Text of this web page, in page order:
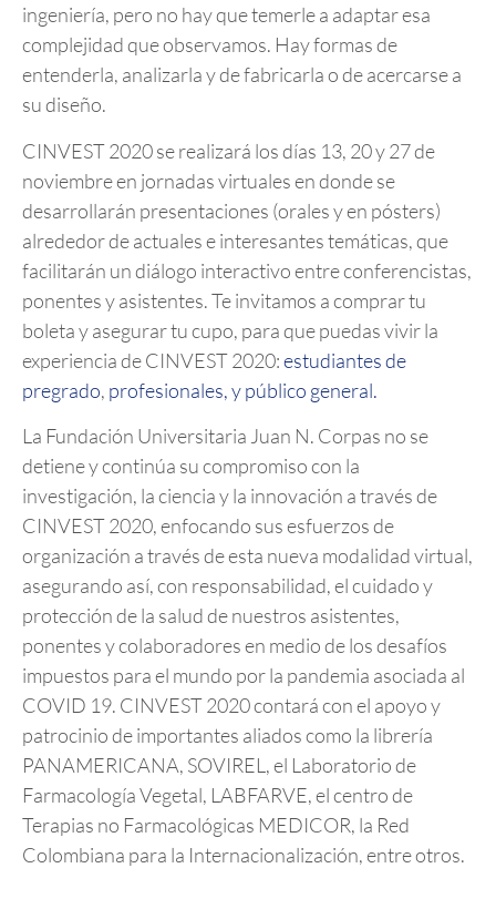
ingeniería, pero no hay que temerle a adaptar esa
complejidad que observamos. Hay formas de
entenderla, analizarla y de fabricarla o de acercarse a
su diseño.
CINVEST 2020 se realizará los días 13, 20 y 27 de
noviembre en jornadas virtuales en donde se
desarrollarán presentaciones (orales y en pósters)
alrededor de actuales e interesantes temáticas, que
facilitarán un diálogo interactivo entre conferencistas,
ponentes y asistentes. Te invitamos a comprar tu
boleta y asegurar tu cupo, para que puedas vivir la
experiencia de CINVEST 2020:estudiantes de
pregrado, profesionales, y público general.
La Fundación Universitaria Juan N. Corpas no se
detiene y continúa su compromiso con la
investigación, la ciencia y la innovación a través de
CINVEST 2020, enfocando sus esfuerzos de
organización a través de esta nueva modalidad virtual,
asegurando así, con responsabilidad, el cuidado y
protección de la salud de nuestros asistentes,
ponentes y colaboradores en medio de los desafíos
impuestos para el mundo por la pandemia asociada al
COVID 19. CINVEST 2020 contará con el apoyo y
patrocinio de importantes aliados como la librería
PANAMERICANA, SOVIREL, el Laboratorio de
Farmacología Vegetal, LABFARVE, el centro de
Terapias no Farmacológicas MEDICOR, la Red
Colombiana para la Internacionalización, entre otros.